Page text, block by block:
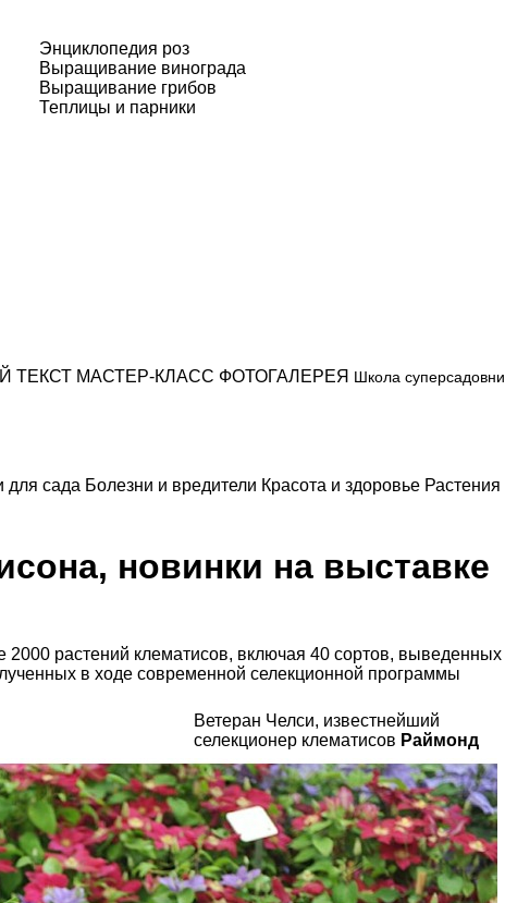
Энциклопедия роз
Выращивание винограда
Выращивание грибов
Теплицы и парники
ТЕКСТ МАСТЕР-КЛАСС ФОТОГАЛЕРЕЯ Школа
для сада Болезни и вредители Красота и здоровье Растения
новинки на выставке
растений клематисов, включая 40 сортов, выведенных
в ходе современной селекционной программы
Ветеран Челси, известнейший
селекционер клематисов Раймонд